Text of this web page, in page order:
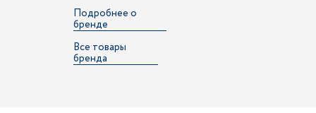
Подробнее о
бренде
Все товары
бренда